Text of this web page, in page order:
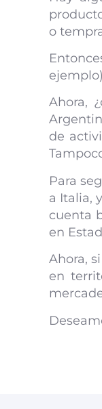
o
Ahora,
de
Para
a Italia,
cuenta
en
Ahora,
en